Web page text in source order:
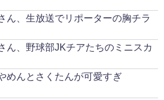
ん、生放送でリポーターの胸チラ
ん、野球部JKチアたちのミニスカ
めんとさくたんが可愛すぎ